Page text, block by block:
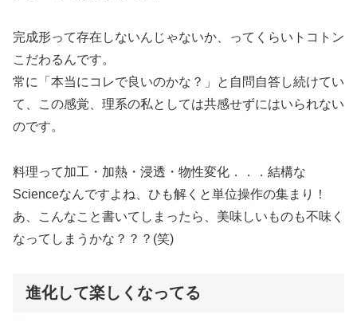
完成形って存在しないんじゃないか、ってくらいトコトン
こだわるんです。
常に「本当にコレで良いのかな？」と自問自答し続けてい
て、この感覚、理系の私としては共感せずにはいられない
のです。
料理って加工・加熱・浸透・物性変化．．．結構な
Scienceなんですよね、ひも解くと単位操作の集まり！
あ、こんなこと書いてしまったら、美味しいものも不味く
なってしまうかな？？？(笑)
進化して楽しくなってる